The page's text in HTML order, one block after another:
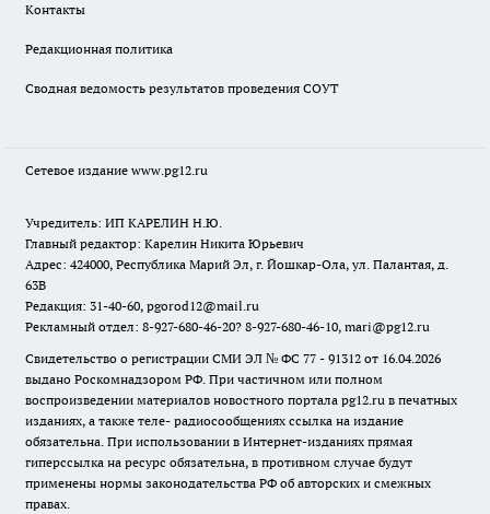
Контакты
Редакционная политика
Сводная ведомость результатов проведения СОУТ
Сетевое издание www.pg12.ru
Учредитель: ИП КАРЕЛИН Н.Ю.
Главный редактор: Карелин Никита Юрьевич
Адрес: 424000, Республика Марий Эл, г. Йошкар-Ола, ул. Палантая, д.
63В
Редакция: 31-40-60, pgorod12@mail.ru
Рекламный отдел: 8-927-680-46-20? 8-927-680-46-10, mari@pg12.ru
Свидетельство о регистрации СМИ ЭЛ № ФС 77 - 91312 от 16.04.2026
выдано Роскомнадзором РФ. При частичном или полном
воспроизведении материалов новостного портала pg12.ru в печатных
изданиях, а также теле- радиосообщениях ссылка на издание
обязательна. При использовании в Интернет-изданиях прямая
гиперссылка на ресурс обязательна, в противном случае будут
применены нормы законодательства РФ об авторских и смежных
правах.